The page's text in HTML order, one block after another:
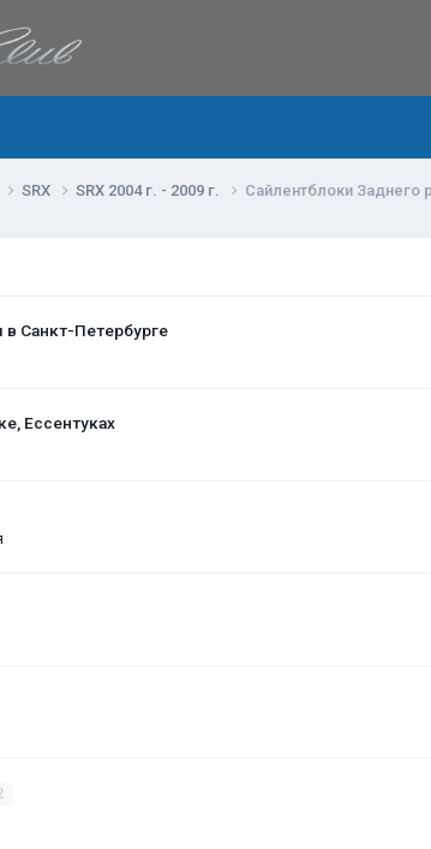
SRX SRX 2004 г. - 2009 г. Сайлентблоки Заднего
Санкт-Петербурге
Ессентуках